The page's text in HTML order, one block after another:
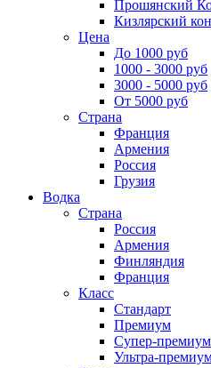
Прошянский
Кизлярский
Цена
До 1000 руб
1000 - 3000 руб
3000 - 5000 руб
От 5000 руб
Страна
Франция
Армения
Россия
Грузия
Водка
Страна
Россия
Армения
Финляндия
Франция
Класс
Стандарт
Премиум
Супер-премиум
Ультра-